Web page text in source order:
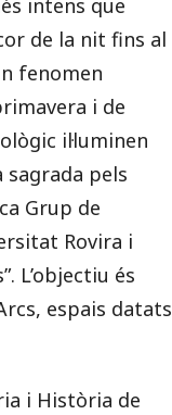
intens que
de la nit fins al
fenomen
i de
il·luminen
sagrada pels
Grup de
Rovira i
L’objectiu és
espais datats
i Història de